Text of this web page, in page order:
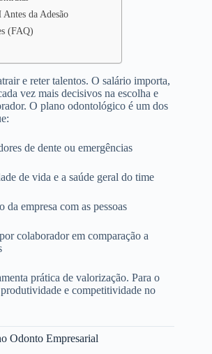
da Adesão
(FAQ)
e reter talentos. O salário importa,
vez mais decisivos na escolha e
O plano odontológico é um dos
de dente ou emergências
de vida e a saúde geral do time
da empresa com as pessoas
colaborador em comparação a
prática de valorização. Para o
e competitividade no
Odonto Empresarial